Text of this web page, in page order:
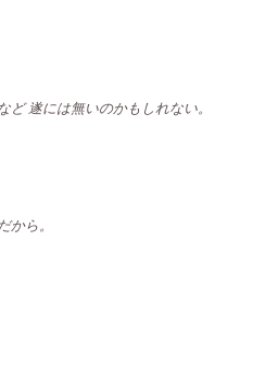
遂には無いのかもしれない。
から。